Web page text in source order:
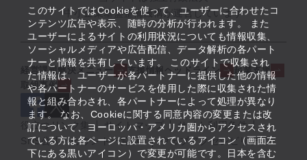
このサイトではCookieを使って、ユーザーに合わせたコ
ンテンツ広告や表示、随時の分析が行われます。 また
ユーザーによるサイトの利用状況についても情報収集、
ソーシャルメディアや広告配信、データ解析の各パート
ナーと情報を共有しています。 このサイトで収集され
た情報は、ユーザーが各パートナーに提供した他の情報
や各パートナーのサービスを使用した際に収集された情
報と組み合わされ、各パートナーによって処理が異なり
ます。 なお、Cookieに関する同意内容の変更または改
訂について、ヨーロッパ・アメリカ圏からアクセスされ
ている方は各ページに設置されているアイコン（画面左
下にある黒いアイコン）で変更が可能です。日本を含む
中小企業基盤整備機構が運営しています
経営課題解決メニュー 支援情報ヘッドライン
起業支援
取組事例
役立つリンク集 サイトマップ
サイト利用条件
SNS公式アカウント一覧
ウェブアクセシビリティ